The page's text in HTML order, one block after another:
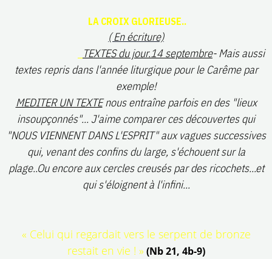
LA CROIX GLORIEUSE..
( En écriture)
TEXTES du jour.14 septembre- Mais aussi
textes repris dans l'année liturgique pour le Carême par
exemple!
MEDITER UN TEXTEnous entraîne parfois en des "lieux
insoupçonnés"... J'aime comparer ces découvertes qui
"NOUS VIENNENT DANS L'ESPRIT" aux vagues successives
qui, venant des confins du large, s'échouent sur la
plage..Ou encore aux cercles creusés par des ricochets...et
qui s'éloignent à l'infini...
« Celui qui regardait vers le serpent de bronze
restait en vie ! » (Nb 21, 4b-9)